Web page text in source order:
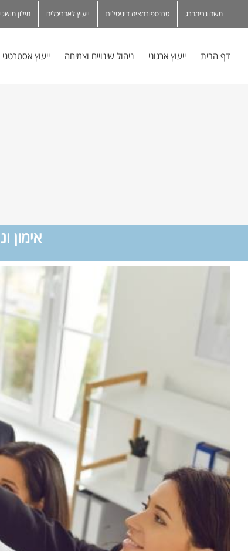
משה גרימברג טרנספורמציה דיגיטלית ייעוץ לאדריכלים מילון
דף הבית ייעוץ ארגוני ניהול שינויים וצמיחה ייעוץ אסטרטגי
אימון